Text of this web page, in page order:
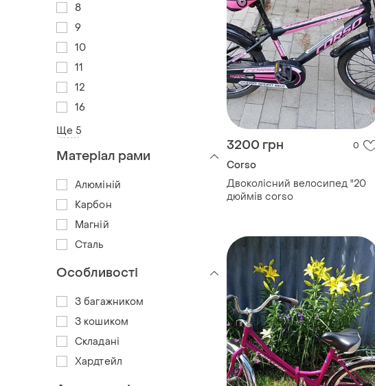
3200 грн 0
Corso
Двоколісний велосипед "20
дюймів corso
8
9
10
11
12
16
Ще 5
Матеріал рами
Алюміній
Карбон
Магній
Сталь
Особливості
З багажником
З кошиком
Складані
Хардтейл